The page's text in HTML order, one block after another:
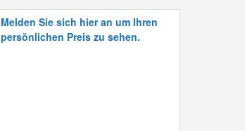
Melden Sie sich hier an um Ihren
persönlichen Preis zu sehen.